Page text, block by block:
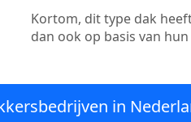
Kortom, dit type dak
dan ook op basis van
in